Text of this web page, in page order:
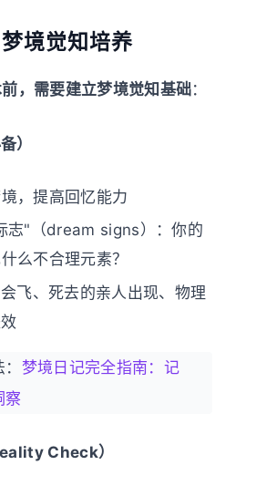
境觉知培养
，需要建立梦境觉知基础：
）
，提高回忆能力
志"（dream signs）：你的
么不合理元素？
飞、死去的亲人出现、物理
梦境日记完全指南：记
察
Check）